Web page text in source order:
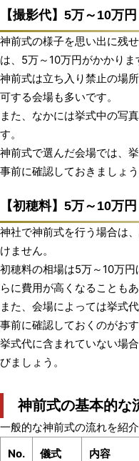
【撮影代】5万～10万円
神前式の様子を思い出に残
は、5万～10万円がかかりま
神前式は立ち入り禁止の場
可する会場も多いです。
また、なかには挙式中の写
す。
神前式で選んだ会場では、
事前に確認しておきましょう
【初穂料】5万～10万円
神社で神前式を行う場合は
けません。
初穂料の相場は5万～10万
らに費用が高くなることもあ
また、会場によっては挙式
事前に確認しておくのがおす
挙式代に含まれていない場
びましょう。
神前式の基本的な
一般的な神前式の流れを紹介
No.
儀式 内容